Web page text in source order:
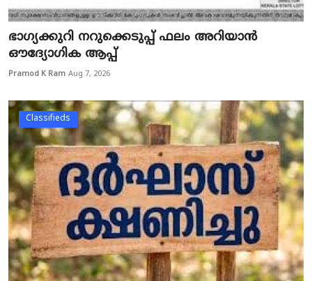
ഭാഗ്യക്കുറി നറുക്കെടുപ്പ് ഫലം അറിയാൻ
ഔദ്യോഗിക ആപ്പ്
Pramod K Ram Aug 7, 2026
Classifieds